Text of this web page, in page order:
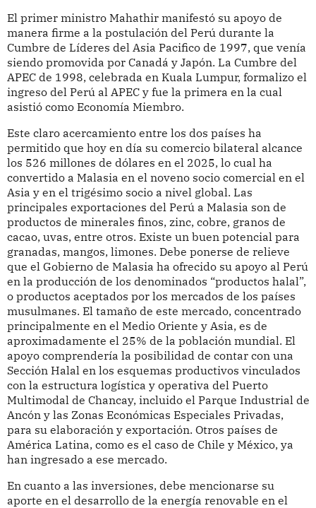
El primer ministro Mahathir manifestó su apoyo de
manera firme a la postulación del Perú durante la
Cumbre de Líderes del Asia Pacifico de 1997, que venía
siendo promovida por Canadá y Japón. La Cumbre del
APEC de 1998, celebrada en Kuala Lumpur, formalizo el
ingreso del Perú al APEC y fue la primera en la cual
asistió como Economía Miembro.
Este claro acercamiento entre los dos países ha
permitido que hoy en día su comercio bilateral alcance
los 526 millones de dólares en el 2025, lo cual ha
convertido a Malasia en el noveno socio comercial en el
Asia y en el trigésimo socio a nivel global. Las
principales exportaciones del Perú a Malasia son de
productos de minerales finos, zinc, cobre, granos de
cacao, uvas, entre otros. Existe un buen potencial para
granadas, mangos, limones. Debe ponerse de relieve
que el Gobierno de Malasia ha ofrecido su apoyo al Perú
en la producción de los denominados “productos halal”,
o productos aceptados por los mercados de los países
musulmanes. El tamaño de este mercado, concentrado
principalmente en el Medio Oriente y Asia, es de
aproximadamente el 25% de la población mundial. El
apoyo comprendería la posibilidad de contar con una
Sección Halal en los esquemas productivos vinculados
con la estructura logística y operativa del Puerto
Multimodal de Chancay, incluido el Parque Industrial de
Ancón y las Zonas Económicas Especiales Privadas,
para su elaboración y exportación. Otros países de
América Latina, como es el caso de Chile y México, ya
han ingresado a ese mercado.
En cuanto a las inversiones, debe mencionarse su
aporte en el desarrollo de la energía renovable en el